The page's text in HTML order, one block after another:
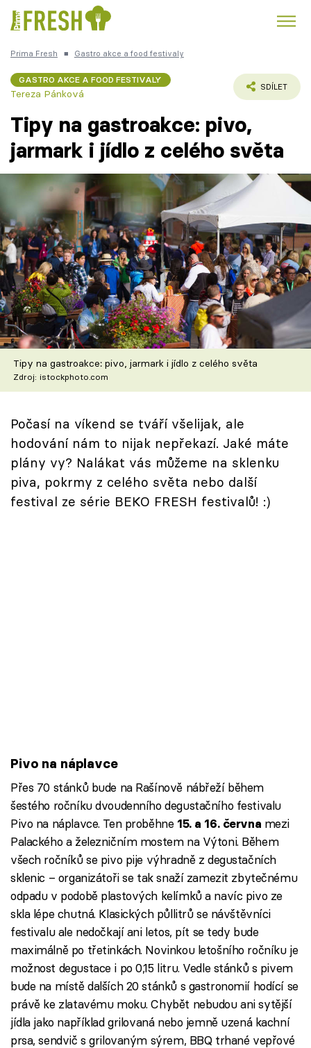
Česká kuchyně
Témata
Recepty
Články
TV Program
Škola vaření
Recepty z TV
Speciál: Cuketa
Těhotnej kuchař
Sledujte prima+
Přihlášení
Prima Fresh ■ Gastro akce a food festivaly
GASTRO AKCE A FOOD FESTIVALY
Tereza Pánková
SDÍLET
Tipy na gastroakce: pivo,
jarmark i jídlo z celého světa
Tipy na gastroakce: pivo, jarmark i jídlo z celého světa
Zdroj: istockphoto.com
Počasí na víkend se tváří všelijak, ale
hodování nám to nijak nepřekazí. Jaké máte
plány vy? Nalákat vás můžeme na sklenku
piva, pokrmy z celého světa nebo další
festival ze série BEKO FRESH festivalů! :)
Pivo na náplavce
Přes 70 stánků bude na Rašínově nábřeží během
šestého ročníku dvoudenního degustačního festivalu
Pivo na náplavce. Ten proběhne 15. a 16. června mezi
Palackého a železničním mostem na Výtoni. Během
všech ročníků se pivo pije výhradně z degustačních
sklenic – organizátoři se tak snaží zamezit zbytečnému
odpadu v podobě plastových kelímků a navíc pivo ze
skla lépe chutná. Klasických půllitrů se návštěvníci
festivalu ale nedočkají ani letos, pít se tedy bude
maximálně po třetinkách. Novinkou letošního ročníku je
možnost degustace i po 0,15 litru. Vedle stánků s pivem
bude na místě dalších 20 stánků s gastronomií hodící se
právě ke zlatavému moku. Chybět nebudou ani sytější
jídla jako například grilovaná nebo jemně uzená kachní
prsa, sendvič s grilovaným sýrem, BBQ trhané vepřové